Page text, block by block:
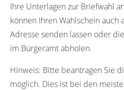
Ihre Unterlagen zur Briefwahl
können Ihren Wahlschein auch
Adresse senden lassen oder
im Bürgeramt abholen.
Hinweis: Bitte beantragen Sie
möglich. Dies ist bei den